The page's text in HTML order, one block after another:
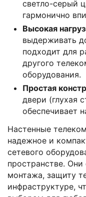
светло-серый
гармонично
Высокая
выдерживать
подходит для
другого
оборудования.
Простая
двери (глухая
обеспечивает
Настенные
надежное и
сетевого
пространстве.
монтажа, защиту
инфраструктуре,